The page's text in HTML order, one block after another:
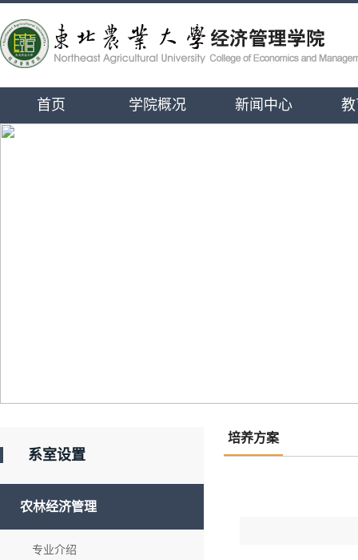
首页 学院概况 新闻中心
系室设置
农林经济管理
专业介绍
培养方案